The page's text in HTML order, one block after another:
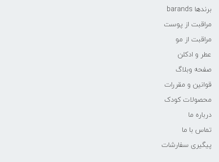
برندها barands
مراقبت از پوست
مراقبت از مو
عطر و ادکلن
صفحه وبلاگ
قوانین و مقررات
محصولات کودک
درباره ما
تماس با ما
پیگیری سفارشات